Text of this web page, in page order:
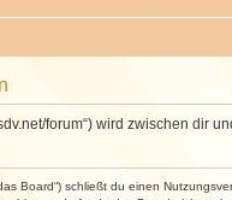
forum“) wird zwischen
Board“) schließt du einen